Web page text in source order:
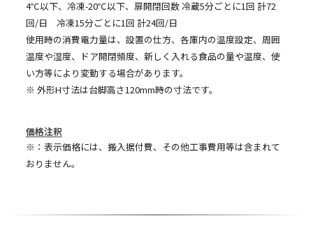
4℃以下、冷凍-20℃以下、扉開閉回数 冷蔵5分ごとに1回 計72
回/日 冷凍15分ごとに1回 計24回/日
使用時の消費電力量は、設置の仕方、各庫内の温度設定、周囲
温度や湿度、ドア開閉頻度、新しく入れる食品の量や温度、使
い方等により変動する場合があります。
※ 外形H寸法は台脚高さ120mm時の寸法です。
価格注釈
※：表示価格には、搬入据付費、その他工事費用等は含まれて
おりません。